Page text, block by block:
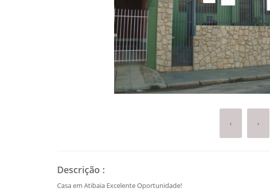
‹ ›
Descrição :
Casa em Atibaia Excelente Oportunidade!